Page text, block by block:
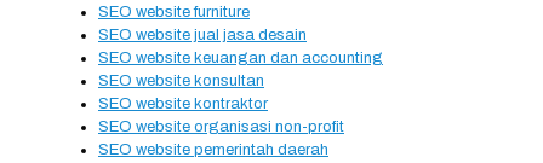
SEO website furniture
SEO website jual jasa desain
SEO website keuangan dan accounting
SEO website konsultan
SEO website kontraktor
SEO website organisasi non-profit
SEO website pemerintah daerah